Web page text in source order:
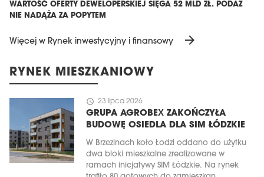
WARTOŚĆ OFERTY DEWELOPERSKIEJ SIĘGA 52 MLD ZŁ. PODAŻ
NIE NADĄŻA ZA POPYTEM
Więcej w Rynek inwestycyjny i finansowy arrow_forward
RYNEK MIESZKANIOWY
schedule 23 lipca 2026
GRUPA AGROBEX ZAKOŃCZYŁA
BUDOWĘ OSIEDLA DLA SIM ŁÓDZKIE
W Brzezinach koło Łodzi oddano do użytku
dwa bloki mieszkalne zrealizowane w
ramach inicjatywy SIM Łódzkie. Na rynek